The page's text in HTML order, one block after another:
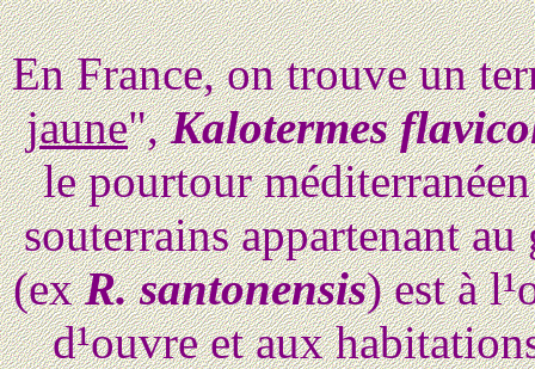
En France, on trouve un
jaune",Kalotermes
le pourtour
souterrains appartenant
(exR. santonensis) est à
d¹ouvre et aux